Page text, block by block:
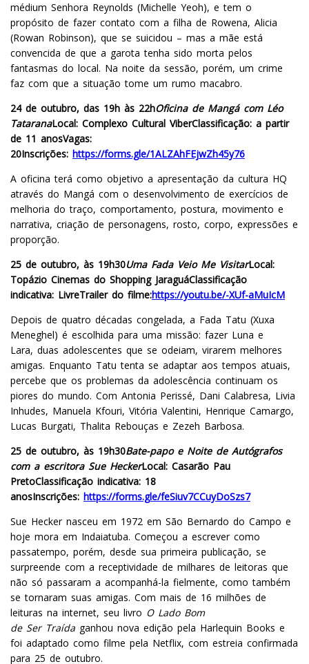
médium Senhora Reynolds (Michelle Yeoh), e tem o
propósito de fazer contato com a filha de Rowena, Alicia
(Rowan Robinson), que se suicidou – mas a mãe está
convencida de que a garota tenha sido morta pelos
fantasmas do local. Na noite da sessão, porém, um crime
faz com que a situação tome um rumo macabro.
24 de outubro, das 19h às 22hOficina de Mangá com Léo
TataranaLocal: Complexo Cultural ViberClassificação: a partir
de 11 anosVagas:
20Inscrições: https://forms.gle/1ALZAhFEjwZh45y76
A oficina terá como objetivo a apresentação da cultura HQ
através do Mangá com o desenvolvimento de exercícios de
melhoria do traço, comportamento, postura, movimento e
narrativa, criação de personagens, rosto, corpo, expressões e
proporção.
25 de outubro, às 19h30Uma Fada Veio Me VisitarLocal:
Topázio Cinemas do Shopping JaraguáClassificação
indicativa: LivreTrailer do filme:https://youtu.be/-XUf-aMuIcM
Depois de quatro décadas congelada, a Fada Tatu (Xuxa
Meneghel) é escolhida para uma missão: fazer Luna e
Lara, duas adolescentes que se odeiam, virarem melhores
amigas. Enquanto Tatu tenta se adaptar aos tempos atuais,
percebe que os problemas da adolescência continuam os
piores do mundo. Com Antonia Perissé, Dani Calabresa, Livia
Inhudes, Manuela Kfouri, Vitória Valentini, Henrique Camargo,
Lucas Burgati, Thalita Rebouças e Zezeh Barbosa.
25 de outubro, às 19h30Bate-papo e Noite de Autógrafos
com a escritora Sue HeckerLocal: Casarão Pau
PretoClassificação indicativa: 18
anosInscrições: https://forms.gle/feSiuv7CCuyDoSzs7
Sue Hecker nasceu em 1972 em São Bernardo do Campo e
hoje mora em Indaiatuba. Começou a escrever como
passatempo, porém, desde sua primeira publicação, se
surpreende com a receptividade de milhares de leitoras que
não só passaram a acompanhá-la fielmente, como também
se tornaram suas amigas. Com mais de 16 milhões de
leituras na internet, seu livro O Lado Bom
de Ser Traída ganhou nova edição pela Harlequin Books e
foi adaptado como filme pela Netflix, com estreia confirmada
para 25 de outubro.